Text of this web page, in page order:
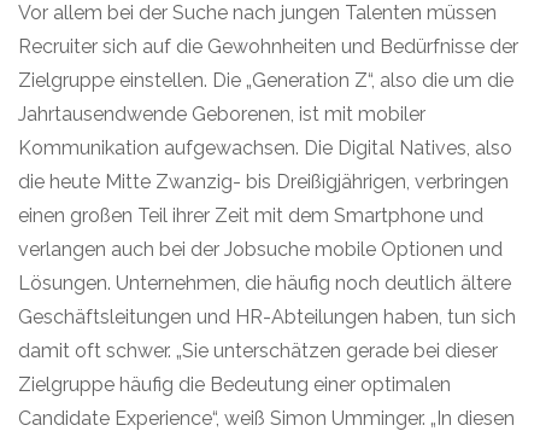
Vor allem bei der Suche nach jungen Talenten müssen
Recruiter sich auf die Gewohnheiten und Bedürfnisse der
Zielgruppe einstellen. Die „Generation Z“, also die um die
Jahrtausendwende Geborenen, ist mit mobiler
Kommunikation aufgewachsen. Die Digital Natives, also
die heute Mitte Zwanzig- bis Dreißigjährigen, verbringen
einen großen Teil ihrer Zeit mit dem Smartphone und
verlangen auch bei der Jobsuche mobile Optionen und
Lösungen. Unternehmen, die häufig noch deutlich ältere
Geschäftsleitungen und HR-Abteilungen haben, tun sich
damit oft schwer. „Sie unterschätzen gerade bei dieser
Zielgruppe häufig die Bedeutung einer optimalen
Candidate Experience“, weiß Simon Umminger. „In diesen